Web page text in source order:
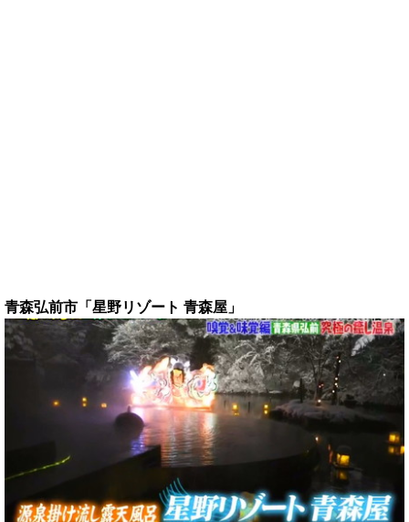
青森弘前市「星野リゾート 青森屋」